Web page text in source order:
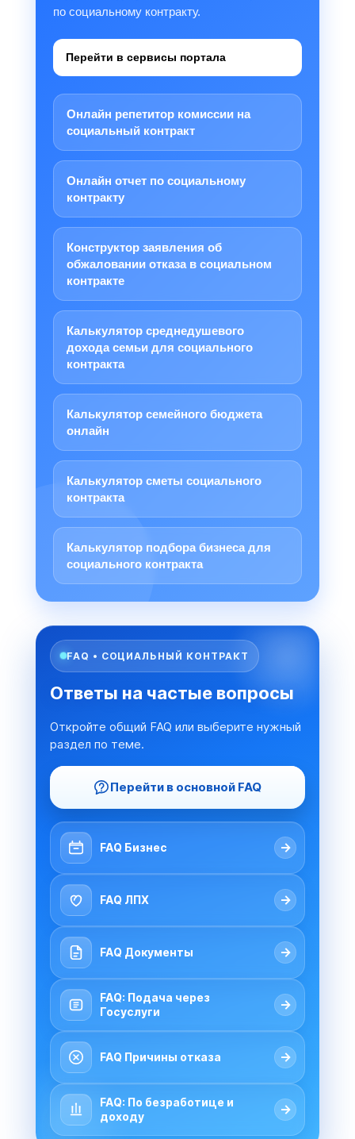
по социальному контракту.
Перейти в сервисы портала
Онлайн репетитор комиссии на
социальный контракт
Онлайн отчет по социальному
контракту
Конструктор заявления об
обжаловании отказа в социальном
контракте
Калькулятор среднедушевого
дохода семьи для социального
контракта
Калькулятор семейного бюджета
онлайн
Калькулятор сметы социального
контракта
Калькулятор подбора бизнеса для
социального контракта
FAQ • СОЦИАЛЬНЫЙ КОНТРАКТ
Ответы на частые вопросы
Откройте общий FAQ или выберите нужный
раздел по теме.
Перейти в основной FAQ
FAQ Бизнес →
FAQ ЛПХ →
FAQ Документы →
FAQ: Подача через
Госуслуги
→
FAQ Причины отказа →
FAQ: По безработице и
доходу
→